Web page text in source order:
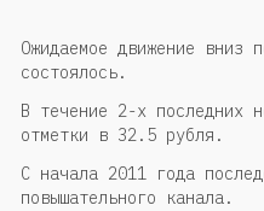
Ожидаемое движение
состоялось.
В течение 2-х последних
отметки в 32.5 рубля.
С начала 2011 года
повышательного канала.